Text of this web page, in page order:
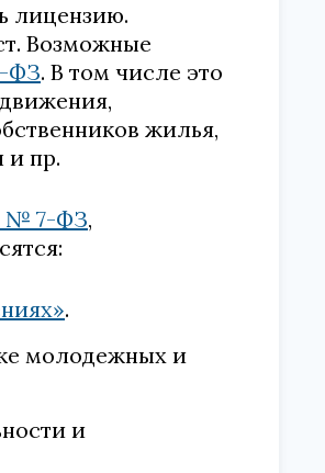
лицензию.
Возможные
ФЗ. В том числе это
жилья,
и пр.
№ 7-ФЗ,
.
молодежных и
и